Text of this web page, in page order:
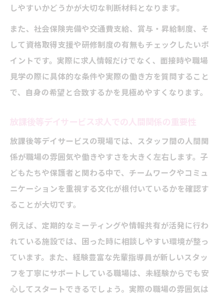
しやすいかどうかが大切な判断材料となります。
また、社会保険完備や交通費支給、賞与・昇給制度、そ
して資格取得支援や研修制度の有無もチェックしたいポ
イントです。実際に求人情報だけでなく、面接時や職場
見学の際に具体的な条件や実際の働き方を質問すること
で、自身の希望と合致するかを見極めやすくなります。
放課後等デイサービス求人での人間関係の重要性
放課後等デイサービスの現場では、スタッフ間の人間関
係が職場の雰囲気や働きやすさを大きく左右します。子
どもたちや保護者と関わる中で、チームワークやコミュ
ニケーションを重視する文化が根付いているかを確認す
ることが大切です。
例えば、定期的なミーティングや情報共有が活発に行わ
れている施設では、困った時に相談しやすい環境が整っ
ています。また、経験豊富な先輩指導員が新しいスタッ
フを丁寧にサポートしている職場は、未経験からでも安
心してスタートできるでしょう。実際の職場の雰囲気は